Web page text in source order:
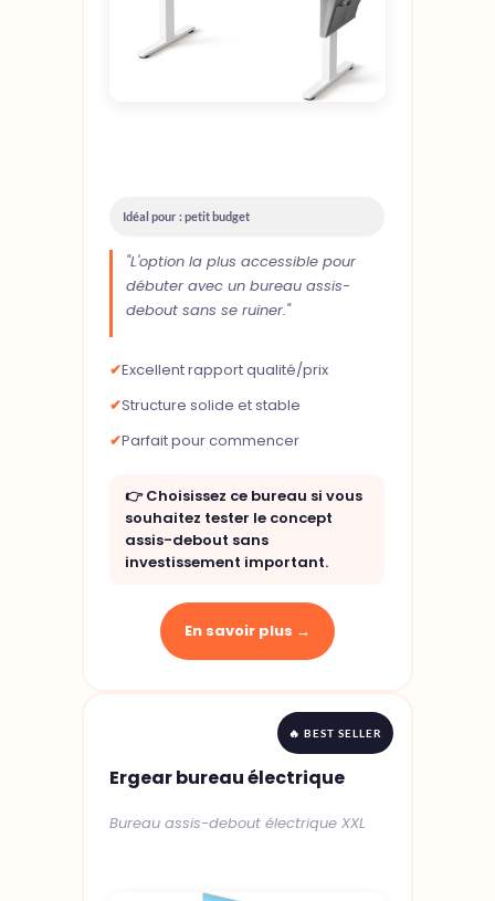
Idéal pour : petit budget
"L'option la plus accessible pour
débuter avec un bureau assis-
debout sans se ruiner."
✔Excellent rapport qualité/prix
✔Structure solide et stable
✔Parfait pour commencer
👉 Choisissez ce bureau si vous
souhaitez tester le concept
assis-debout sans
investissement important.
En savoir plus →
🔥 BEST SELLER
Ergear bureau électrique
Bureau assis-debout électrique XXL